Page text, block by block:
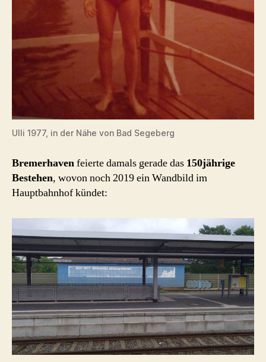
Ulli 1977, in der Nähe von Bad Segeberg
Bremerhavenfeierte damals gerade das 150jährige
Bestehen, wovon noch 2019 ein Wandbild im
Hauptbahnhof kündet: